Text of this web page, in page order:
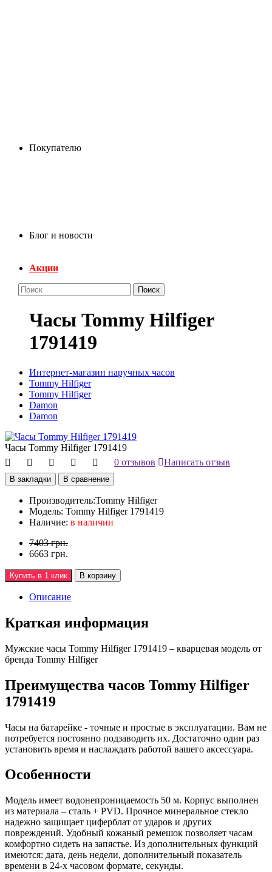
Покупателю
Блог и новости
Акции
Поиск
Часы Tommy Hilfiger
1791419
Интернет-магазин наручных часов
Tommy Hilfiger
Tommy Hilfiger
Damon
Damon
Часы Tommy Hilfiger 1791419
0 отзывов
Написать отзыв
В закладки В сравнение
Производитель:Tommy Hilfiger
Модель: Tommy Hilfiger 1791419
Наличие: в наличии
7403 грн.
6663 грн.
Купить в 1 клик В корзину
Описание
Краткая информация
Мужские часы Tommy Hilfiger 1791419 – кварцевая модель от
бренда Tommy Hilfiger
Преимущества часов Tommy Hilfiger
1791419
Часы на батарейке - точные и простые в эксплуатации. Вам не
потребуется постоянно подзаводить их. Достаточно один раз
установить время и наслаждать работой вашего аксессуара.
Особенности
Модель имеет водонепроницаемость 50 м. Корпус выполнен
из материала – сталь + PVD. Прочное минеральное стекло
надежно защищает циферблат от ударов и других
повреждений. Удобный кожаный ремешок позволяет часам
комфортно сидеть на запястье. Из дополнительных функций
имеются: дата, день недели, дополнительный показатель
времени в 24-х часовом формате, секунды.